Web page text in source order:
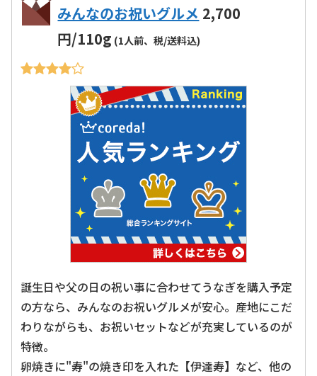
みんなのお祝いグルメ 2,700
円/110g (1人前、税/送料込)
誕生日や父の日の祝い事に合わせてうなぎを購入予定
の方なら、みんなのお祝いグルメが安心。産地にこだ
わりながらも、お祝いセットなどが充実しているのが
特徴。
卵焼きに"寿"の焼き印を入れた【伊達寿】など、他の